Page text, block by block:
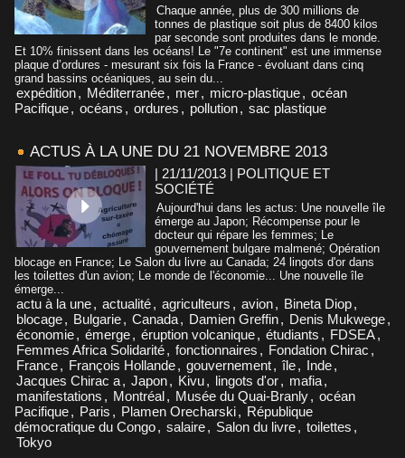
Chaque année, plus de 300 millions de
tonnes de plastique soit plus de 8400 kilos
par seconde sont produites dans le monde.
Et 10% finissent dans les océans! Le "7e continent" est une immense
plaque d’ordures - mesurant six fois la France - évoluant dans cinq
grand bassins océaniques, au sein du...
expédition, Méditerranée, mer, micro-plastique, océan
Pacifique, océans , ordures , pollution, sac plastique
ACTUS À LA UNE DU 21 NOVEMBRE 2013
| 21/11/2013 | POLITIQUE ET
SOCIÉTÉ
Aujourd'hui dans les actus: Une nouvelle île
émerge au Japon; Récompense pour le
docteur qui répare les femmes; Le
gouvernement bulgare malmené; Opération
blocage en France; Le Salon du livre au Canada; 24 lingots d'or dans
les toilettes d'un avion; Le monde de l'économie... Une nouvelle île
émerge...
actu à la une, actualité, agriculteurs , avion, Bineta Diop,
blocage, Bulgarie, Canada, Damien Greffin, Denis Mukwege,
économie, émerge, éruption volcanique, étudiants , FDSEA,
Femmes Africa Solidarité, fonctionnaires , Fondation Chirac ,
France, François Hollande, gouvernement, île, Inde,
Jacques Chirac a, Japon, Kivu, lingots d'or, mafia,
manifestations , Montréal, Musée du Quai-Branly, océan
Pacifique, Paris , Plamen Orecharski, République
démocratique du Congo, salaire, Salon du livre, toilettes ,
Tokyo